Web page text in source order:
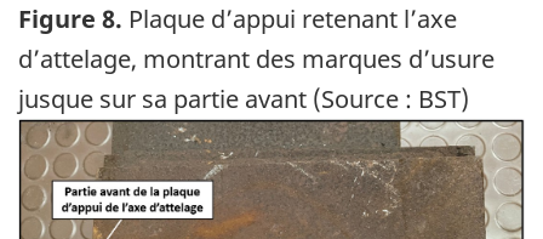
Figure 8. Plaque d’appui retenant l’axe
d’attelage, montrant des marques d’usure
jusque sur sa partie avant (Source : BST)
Image